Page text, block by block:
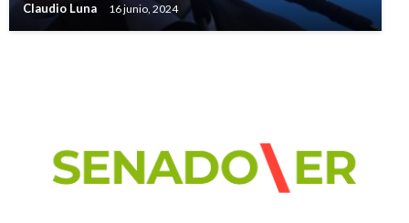
Claudio Luna 16 junio, 2024